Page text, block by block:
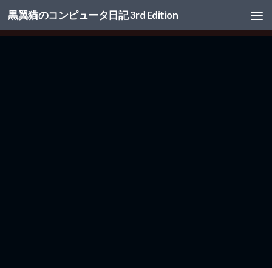
コンテンツへスキップ
黒翼猫のコンピュータ日記 3rd Edition